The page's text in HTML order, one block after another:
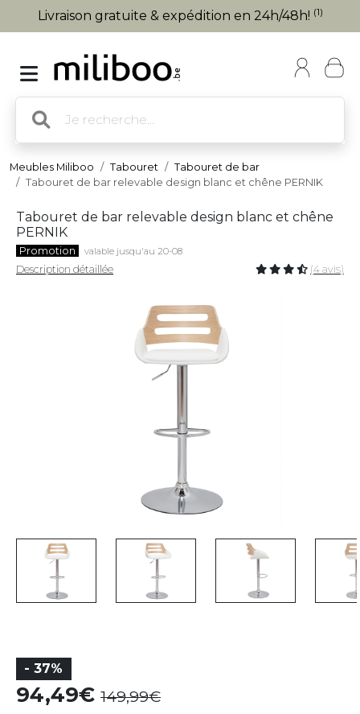
Livraison gratuite & expédition en 24h/48h! (1)
Meubles Miliboo Tabouret
Tabouret de bar
Tabouret de bar relevable design blanc et chêne PERNIK
Tabouret de bar relevable design blanc et chêne
PERNIK
Promotion valable jusqu'au 20-08
Description détaillée (4 avis)
- 37%
94,49 149,99